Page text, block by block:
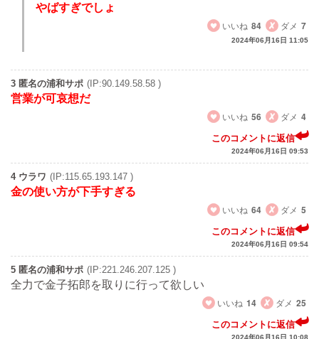
やばすぎでしょ
いいね 84 ダメ 7
2024年06月16日 11:05
3 匿名の浦和サポ (IP:90.149.58.58 )
営業が可哀想だ
いいね 56 ダメ 4
このコメントに返信
2024年06月16日 09:53
4 ウラワ (IP:115.65.193.147 )
金の使い方が下手すぎる
いいね 64 ダメ 5
このコメントに返信
2024年06月16日 09:54
5 匿名の浦和サポ (IP:221.246.207.125 )
全力で金子拓郎を取りに行って欲しい
いいね 14 ダメ 25
このコメントに返信
2024年06月16日 10:08